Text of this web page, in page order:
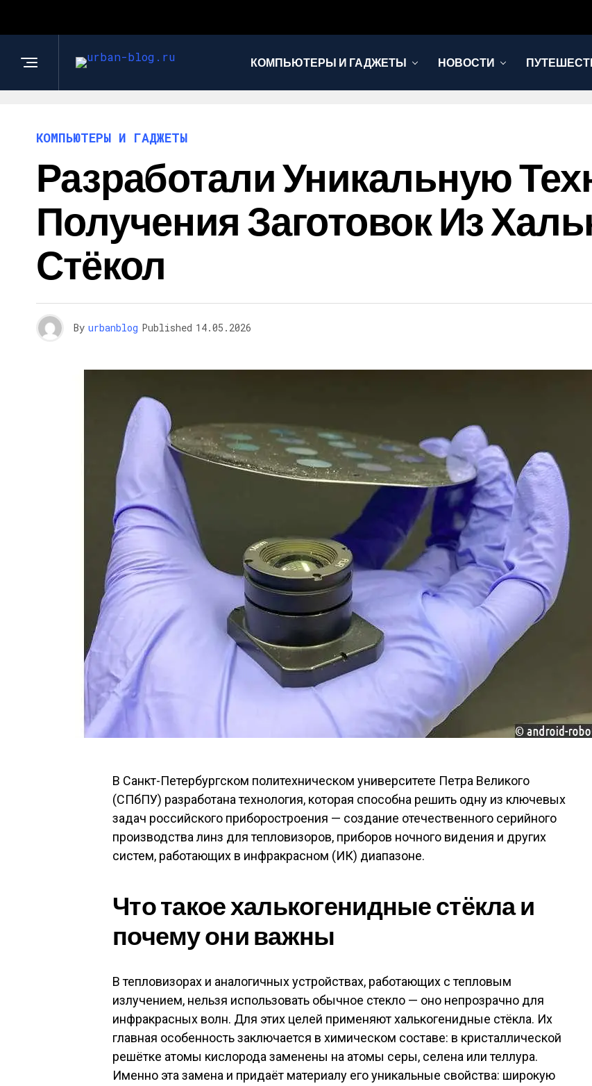
КОМПЬЮТЕРЫ И ГАДЖЕТЫ НОВОСТИ
КОМПЬЮТЕРЫ И ГАДЖЕТЫ
Разработали Уникальную
Получения Заготовок Из
Стёкол
By urbanblog Published 14.05.2026
В Санкт-Петербургском политехническом университете Петра Великого
(СПбПУ) разработана технология, которая способна решить одну из ключевых
задач российского приборостроения — создание отечественного серийного
производства линз для тепловизоров, приборов ночного видения и других
систем, работающих в инфракрасном (ИК) диапазоне.
Что такое халькогенидные стёкла и
почему они важны
В тепловизорах и аналогичных устройствах, работающих с тепловым
излучением, нельзя использовать обычное стекло — оно непрозрачно для
инфракрасных волн. Для этих целей применяют халькогенидные стёкла. Их
главная особенность заключается в химическом составе: в кристаллической
решётке атомы кислорода заменены на атомы серы, селена или теллура.
Именно эта замена и придаёт материалу его уникальные свойства: широкую